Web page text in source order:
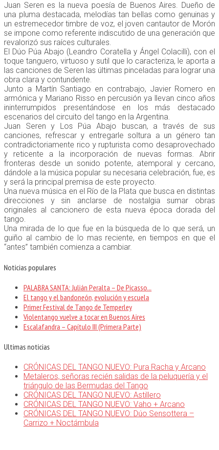
Juan Seren es la nueva poesía de Buenos Aires. Dueño de
una pluma destacada, melodías tan bellas como genuinas y
un estremecedor timbre de voz, el joven cantautor de Morón
se impone como referente indiscutido de una generación que
revalorizó sus raíces culturales.
El Dúo Púa Abajo (Leandro Coratella y Ángel Colacilli), con el
toque tanguero, virtuoso y sutil que lo caracteriza, le aporta a
las canciones de Seren las últimas pinceladas para lograr una
obra clara y contundente.
Junto a Martín Santiago en contrabajo, Javier Romero en
armónica y Mariano Risso en percusión ya llevan cinco años
ininterrumpidos presentándose en los más destacado
escenarios del circuito del tango en la Argentina.
Juan Seren y Los Púa Abajo buscan, a través de sus
canciones, refrescar y entregarle soltura a un género tan
contradictoriamente rico y rupturista como desaprovechado
y reticente a la incorporación de nuevas formas. Abrir
fronteras desde un sonido potente, atemporal y cercano,
dándole a la música popular su necesaria celebración, fue, es
y será la principal premisa de este proyecto.
Una nueva música en el Río de la Plata que busca en distintas
direcciones y sin anclarse de nostalgia sumar obras
originales al cancionero de esta nueva época dorada del
tango.
Una mirada de lo que fue en la búsqueda de lo que será, un
guiño al cambio de lo mas reciente, en tiempos en que el
“antes” también comienza a cambiar.
Noticias populares
PALABRA SANTA: Julián Peralta – De Picasso...
El tango y el bandoneón, evolución y escuela
Primer Festival de Tango de Temperley
Violentango vuelve a tocar en Buenos Aires
Escalafandra – Capítulo III (Primera Parte)
Ultimas noticias
CRÓNICAS DEL TANGO NUEVO: Pura Racha y Arcano
Metaleros, señoras recién salidas de la peluquería y el
triángulo de las Bermudas del Tango
CRÓNICAS DEL TANGO NUEVO: Astillero
CRÓNICAS DEL TANGO NUEVO: Vaho + Arcano
CRÓNICAS DEL TANGO NUEVO: Dúo Sensottera –
Carrizo + Noctámbula